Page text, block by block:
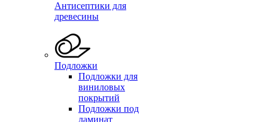
Антисептики для
древесины
Подложки
Подложки для
виниловых
покрытий
Подложки под
ламинат